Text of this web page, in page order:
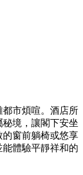
市煩喧。酒店所
境，讓閣下安坐
窗前躺椅或悠享
體驗平靜祥和的